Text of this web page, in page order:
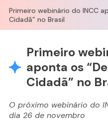
the
content
Primeiro webinário do INCC
Cidadã” no Brasil
Primeiro
aponta os
Cidadã” no
O próximo webinário do
dia 26 de novembro